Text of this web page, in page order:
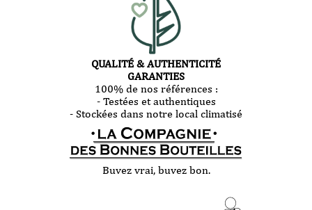
QUALITÉ & AUTHENTICITÉ
GARANTIES
100% de nos références :
- Testées et authentiques
- Stockées dans notre local climatisé
Buvez vrai, buvez bon.